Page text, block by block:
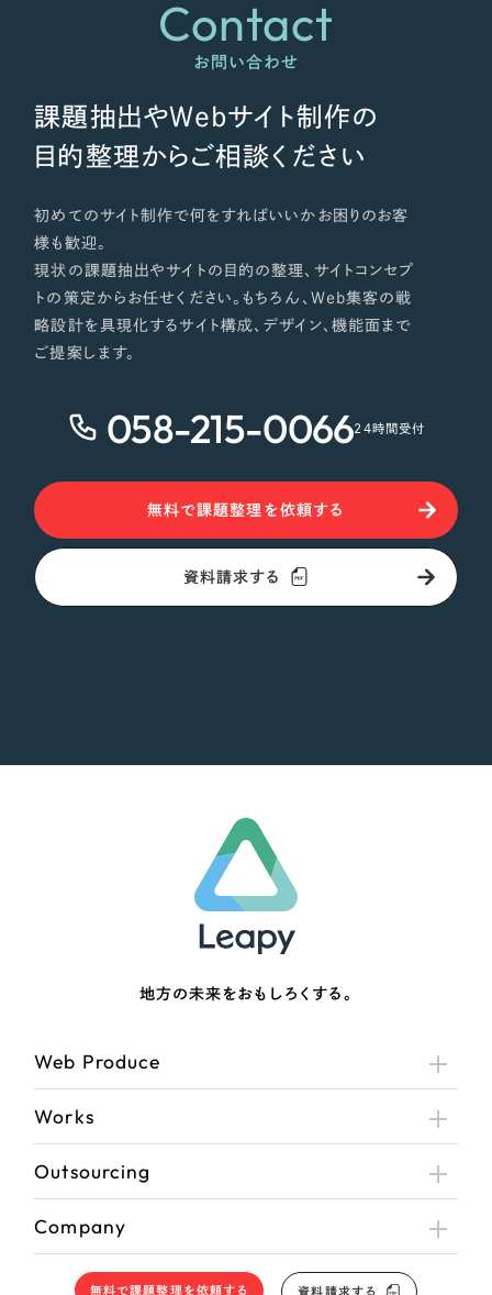
Contact
お問い合わせ
課題抽出やWebサイト制作の
目的整理からご相談ください
初めてのサイト制作で何をすればいいかお困りのお客
様も歓迎。
現状の課題抽出やサイトの目的の整理、サイトコンセプ
トの策定からお任せください。もちろん、Web集客の戦
略設計を具現化するサイト構成、デザイン、機能面まで
ご提案します。
058-215-006624時間受付
無料で課題整理を依頼する
資料請求する
地方の未来をおもしろくする。
Web Produce
Works
Outsourcing
Company
無料で課題整理を依頼する 資料請求する